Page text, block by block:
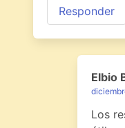
Responder
Elbio
Los